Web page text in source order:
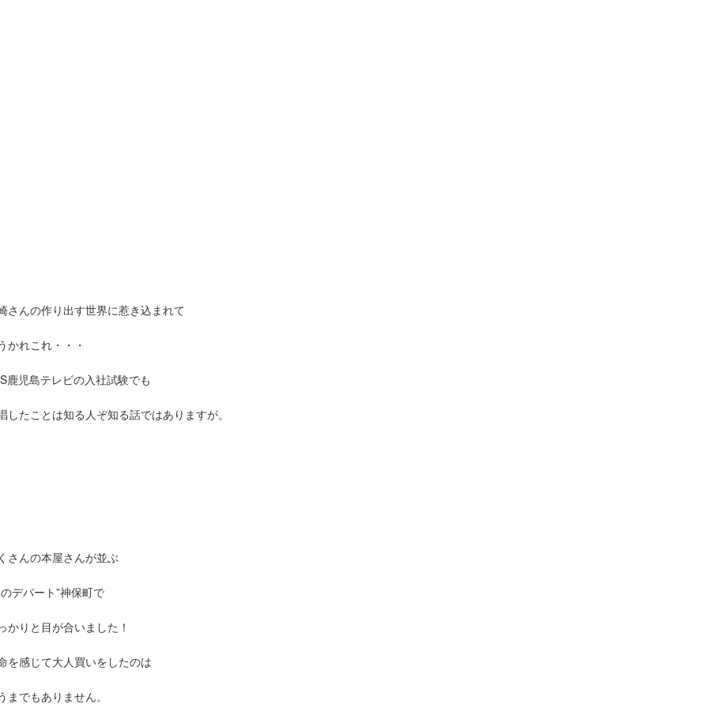
さんの作り出す世界に惹き込まれて
かれこれ・・・
鹿児島テレビの入社試験でも
したことは知る人ぞ知る話ではありますが。
さんの本屋さんが並ぶ
デパート”神保町で
かりと目が合いました！
を感じて大人買いをしたのは
までもありません。